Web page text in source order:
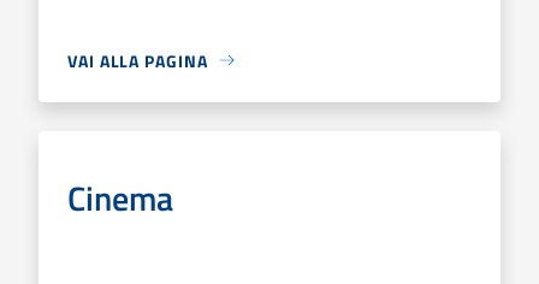
VAI ALLA PAGINA
Cinema